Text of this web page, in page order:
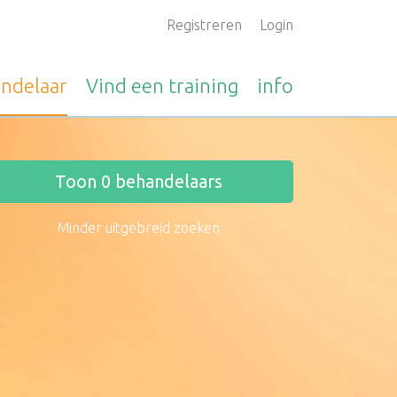
Registreren Login
Vind een training info
Toon 0 behandelaars
Minder uitgebreid zoeken